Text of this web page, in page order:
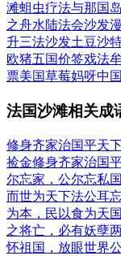
滩蛆虫疗法与那国岛
之舟水陆法会沙发
升三法沙发土豆沙
欧猪五国价签戏法
票美国草莓妈呀中国
法国沙滩相关成
修身齐家治国平天
捡金修身齐家治国
尔忘家，公尔忘私
而世为天下法公耳
为本，民以食为天
之将亡，必有妖孽
怀祖国，放眼世界